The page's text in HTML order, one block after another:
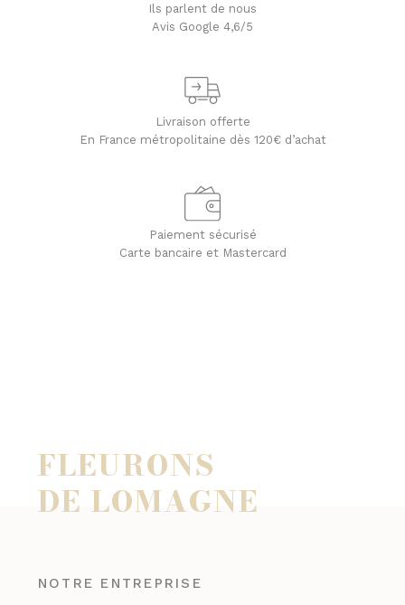
Ils parlent de nous
Avis Google 4,6/5
Livraison offerte
En France métropolitaine dès 120€ d’achat
Paiement sécurisé
Carte bancaire et Mastercard
FLEURONS
DE LOMAGNE
NOTRE ENTREPRISE